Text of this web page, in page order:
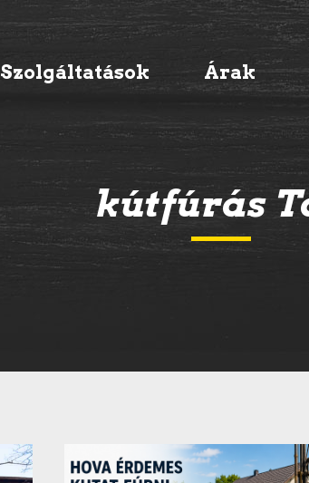
Szolgáltatások Árak
kútfúrás